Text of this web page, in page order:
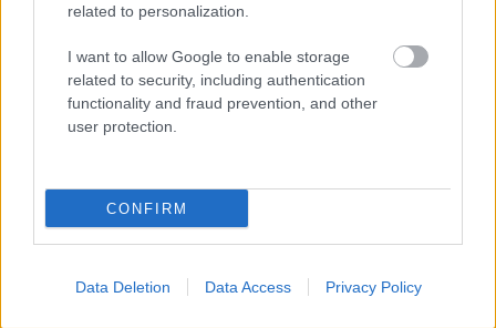
related to personalization.
I want to allow Google to enable storage
related to security, including authentication
functionality and fraud prevention, and other
user protection.
CONFIRM
Data Deletion Data Access Privacy Policy